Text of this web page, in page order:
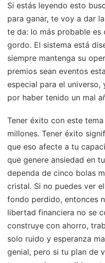
Si estás leyendo esto
para ganar, te voy a dar
te da: lo más probable es
gordo. El sistema está
siempre mantenga su
premios sean eventos
especial para el universo,
por haber tenido un mal
Tener éxito con este
millones. Tener éxito
que eso afecte a tu
que genere ansiedad en
dependa de cinco bolas
cristal. Si no puedes ver
fondo perdido, entonces
libertad financiera no se
construye con ahorro,
solo ruido y esperanza
genial, pero si tu plan de